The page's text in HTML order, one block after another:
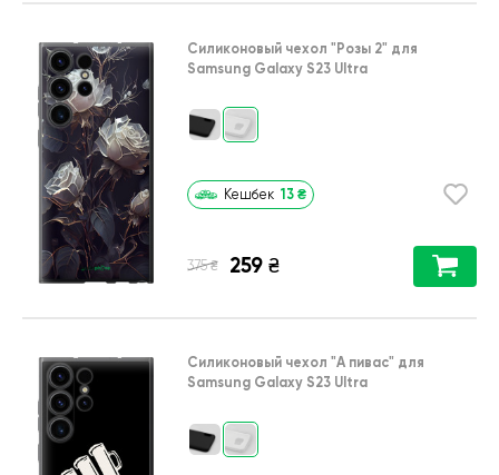
Силиконовый чехол "Розы 2" для
Samsung Galaxy S23 Ultra
Кешбек 13 ₴
375 ₴ 259 ₴
Силиконовый чехол "А пивас" для
Samsung Galaxy S23 Ultra